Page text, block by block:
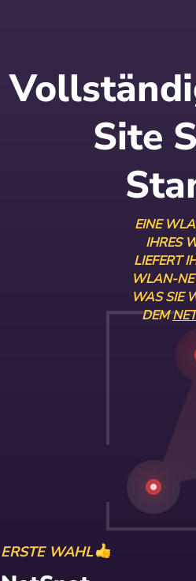
Site
EINE
IHRES
LIEFERT
WLAN-
WAS SIE
EM
ERSTE WAHL